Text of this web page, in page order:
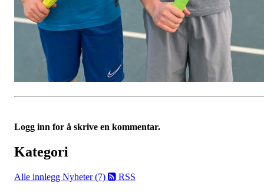
Logg inn for å skrive en kommentar.
Kategori
Alle innlegg Nyheter (7) RSS